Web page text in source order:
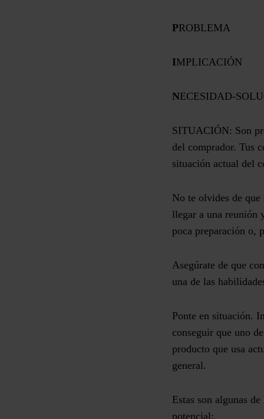
PROBLEMA
IMPLICACIÓN
NECESIDAD-
SITUACIÓN: Son
del comprador. Tus
situación actual del
No te olvides de
llegar a una reunión
poca preparación o,
Asegúrate de que
una de las
Ponte en situación.
conseguir que uno
producto que usa
general.
Estas son algunas
potencial: